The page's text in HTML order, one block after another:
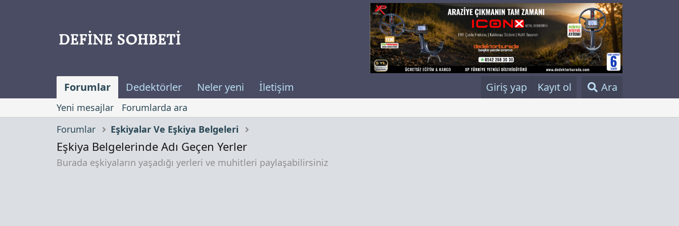
Forumlar Dedektörler Neler yeni İletişim Giriş yap Kayıt ol Ara
Yeni mesajlar
Forumlarda ara
Forumlar
Eşkiyalar Ve Eşkiya Belgeleri
Eşkiya Belgelerinde Adı Geçen Yerler
Burada eşkiyaların yaşadığı yerleri ve muhitleri paylaşabilirsiniz